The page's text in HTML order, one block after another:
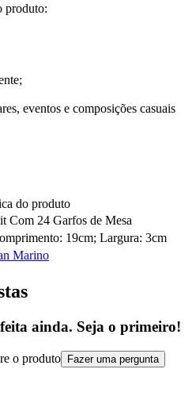
produto:
eventos e composições casuais
do produto
Com 24 Garfos de Mesa
19cm; Largura: 3cm
Marino
ainda. Seja o primeiro!
o produto Fazer uma pergunta